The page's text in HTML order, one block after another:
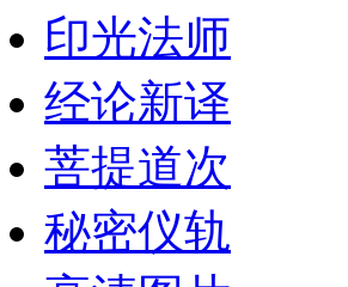
印光法师
经论新译
菩提道次
秘密仪轨